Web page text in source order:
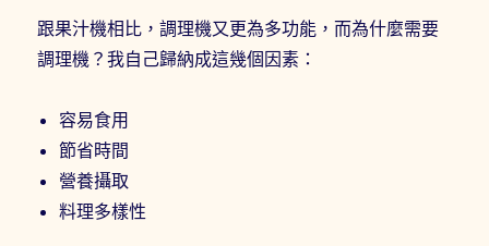
跟果汁機相比，調理機又更為多功能，而為什麼需要
調理機？我自己歸納成這幾個因素：
容易食用
節省時間
營養攝取
料理多樣性